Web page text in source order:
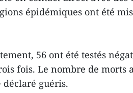
épidémiques ont été
56 ont été testés
fois. Le nombre de morts
déclaré guéris.